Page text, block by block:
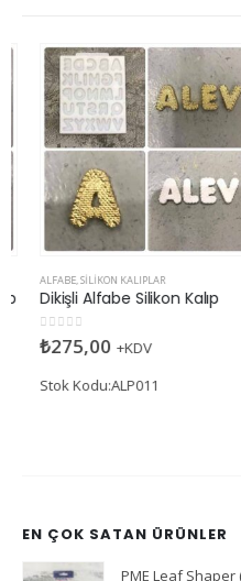
ALFABE,SILIKON KALIPLAR
Dikişli Alfabe Silikon Kalıp
5 üzerinden
275,00 +KDV
Stok Kodu:ALP011
EN ÇOK SATAN ÜRÜNLER
PME Leaf Shaper